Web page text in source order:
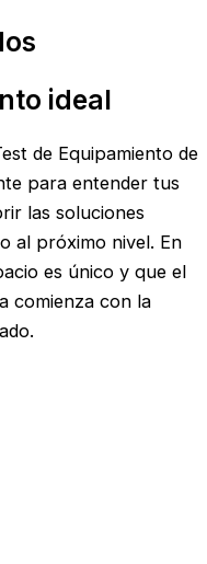
ideal
de Equipamiento de
para entender tus
las soluciones
al próximo nivel. En
es único y que el
comienza con la